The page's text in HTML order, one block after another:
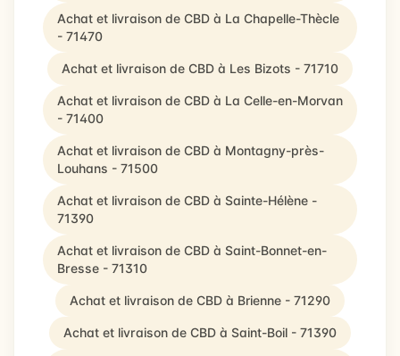
Achat et livraison de CBD à La Chapelle-Thècle
- 71470
Achat et livraison de CBD à Les Bizots - 71710
Achat et livraison de CBD à La Celle-en-Morvan
- 71400
Achat et livraison de CBD à Montagny-près-
Louhans - 71500
Achat et livraison de CBD à Sainte-Hélène -
71390
Achat et livraison de CBD à Saint-Bonnet-en-
Bresse - 71310
Achat et livraison de CBD à Brienne - 71290
Achat et livraison de CBD à Saint-Boil - 71390